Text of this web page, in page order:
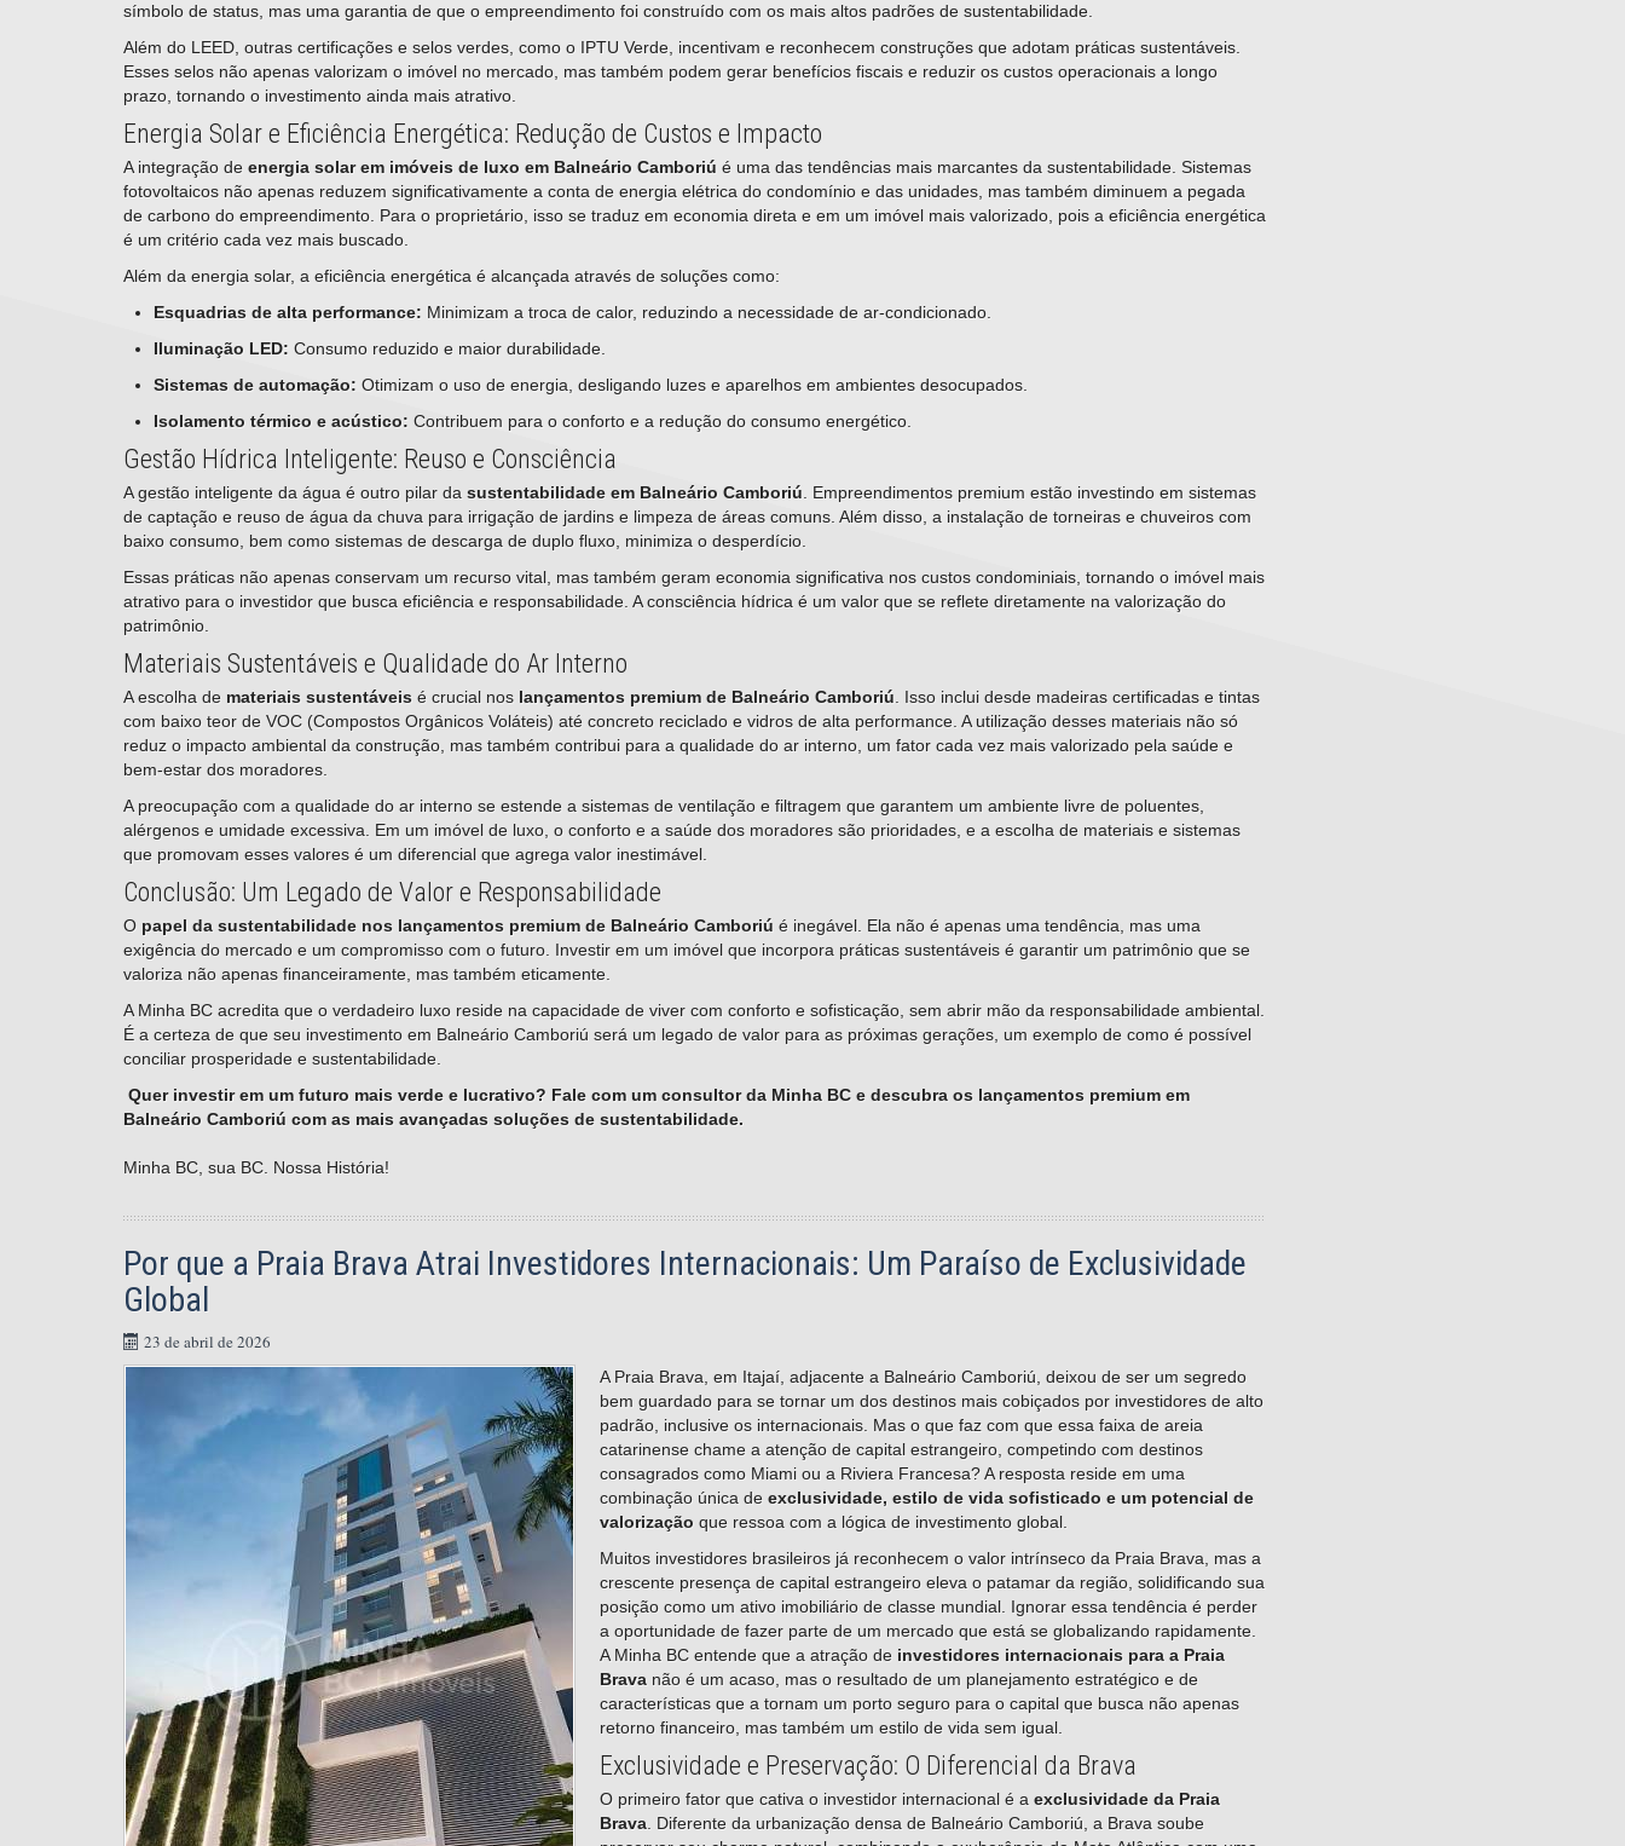
símbolo de status, mas uma garantia de que o empreendimento foi construído com os mais altos padrões de sustentabilidade.
Além do LEED, outras certificações e selos verdes, como o IPTU Verde, incentivam e reconhecem construções que adotam práticas sustentáveis.
Esses selos não apenas valorizam o imóvel no mercado, mas também podem gerar benefícios fiscais e reduzir os custos operacionais a longo
prazo, tornando o investimento ainda mais atrativo.
Energia Solar e Eficiência Energética: Redução de Custos e Impacto
A integração de energia solar em imóveis de luxo em Balneário Camboriú é uma das tendências mais marcantes da sustentabilidade. Sistemas
fotovoltaicos não apenas reduzem significativamente a conta de energia elétrica do condomínio e das unidades, mas também diminuem a pegada
de carbono do empreendimento. Para o proprietário, isso se traduz em economia direta e em um imóvel mais valorizado, pois a eficiência energética
é um critério cada vez mais buscado.
Além da energia solar, a eficiência energética é alcançada através de soluções como:
Esquadrias de alta performance: Minimizam a troca de calor, reduzindo a necessidade de ar-condicionado.
Iluminação LED: Consumo reduzido e maior durabilidade.
Sistemas de automação: Otimizam o uso de energia, desligando luzes e aparelhos em ambientes desocupados.
Isolamento térmico e acústico: Contribuem para o conforto e a redução do consumo energético.
Gestão Hídrica Inteligente: Reuso e Consciência
A gestão inteligente da água é outro pilar da sustentabilidade em Balneário Camboriú . Empreendimentos premium estão investindo em sistemas
de captação e reuso de água da chuva para irrigação de jardins e limpeza de áreas comuns. Além disso, a instalação de torneiras e chuveiros com
baixo consumo, bem como sistemas de descarga de duplo fluxo, minimiza o desperdício.
Essas práticas não apenas conservam um recurso vital, mas também geram economia significativa nos custos condominiais, tornando o imóvel mais
atrativo para o investidor que busca eficiência e responsabilidade. A consciência hídrica é um valor que se reflete diretamente na valorização do
patrimônio.
Materiais Sustentáveis e Qualidade do Ar Interno
A escolha de materiais sustentáveis é crucial nos lançamentos premium de Balneário Camboriú . Isso inclui desde madeiras certificadas e tintas
com baixo teor de VOC (Compostos Orgânicos Voláteis) até concreto reciclado e vidros de alta performance. A utilização desses materiais não só
reduz o impacto ambiental da construção, mas também contribui para a qualidade do ar interno, um fator cada vez mais valorizado pela saúde e
bem-estar dos moradores.
A preocupação com a qualidade do ar interno se estende a sistemas de ventilação e filtragem que garantem um ambiente livre de poluentes,
alérgenos e umidade excessiva. Em um imóvel de luxo, o conforto e a saúde dos moradores são prioridades, e a escolha de materiais e sistemas
que promovam esses valores é um diferencial que agrega valor inestimável.
Conclusão: Um Legado de Valor e Responsabilidade
O papel da sustentabilidade nos lançamentos premium de Balneário Camboriú é inegável. Ela não é apenas uma tendência, mas uma
exigência do mercado e um compromisso com o futuro. Investir em um imóvel que incorpora práticas sustentáveis é garantir um patrimônio que se
valoriza não apenas financeiramente, mas também eticamente.
A Minha BC acredita que o verdadeiro luxo reside na capacidade de viver com conforto e sofisticação, sem abrir mão da responsabilidade ambiental.
É a certeza de que seu investimento em Balneário Camboriú será um legado de valor para as próximas gerações, um exemplo de como é possível
conciliar prosperidade e sustentabilidade.
Quer investir em um futuro mais verde e lucrativo? Fale com um consultor da Minha BC e descubra os lançamentos premium em
Balneário Camboriú com as mais avançadas soluções de sustentabilidade.
Minha BC, sua BC. Nossa História!
Por que a Praia Brava Atrai Investidores Internacionais: Um Paraíso de Exclusividade
Global
23 de abril de 2026
A Praia Brava, em Itajaí, adjacente a Balneário Camboriú, deixou de ser um segredo
bem guardado para se tornar um dos destinos mais cobiçados por investidores de alto
padrão, inclusive os internacionais. Mas o que faz com que essa faixa de areia
catarinense chame a atenção de capital estrangeiro, competindo com destinos
consagrados como Miami ou a Riviera Francesa? A resposta reside em uma
combinação única de exclusividade, estilo de vida sofisticado e um potencial de
valorização que ressoa com a lógica de investimento global.
Muitos investidores brasileiros já reconhecem o valor intrínseco da Praia Brava, mas a
crescente presença de capital estrangeiro eleva o patamar da região, solidificando sua
posição como um ativo imobiliário de classe mundial. Ignorar essa tendência é perder
a oportunidade de fazer parte de um mercado que está se globalizando rapidamente.
A Minha BC entende que a atração de investidores internacionais para a Praia
Brava não é um acaso, mas o resultado de um planejamento estratégico e de
características que a tornam um porto seguro para o capital que busca não apenas
retorno financeiro, mas também um estilo de vida sem igual.
Exclusividade e Preservação: O Diferencial da Brava
O primeiro fator que cativa o investidor internacional é a exclusividade da Praia
Brava . Diferente da urbanização densa de Balneário Camboriú, a Brava soube